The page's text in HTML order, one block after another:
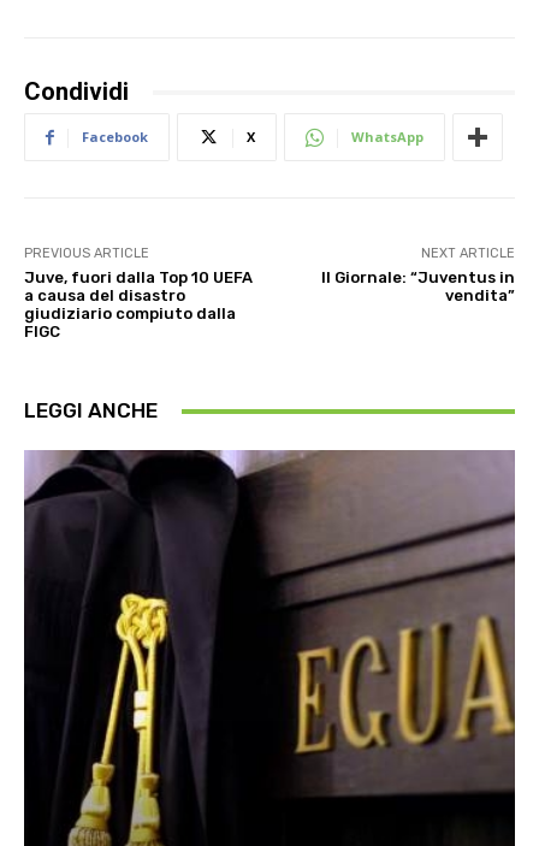
Condividi
Facebook X WhatsApp
PREVIOUS ARTICLE
Juve, fuori dalla Top 10 UEFA
a causa del disastro
giudiziario compiuto dalla
FIGC
NEXT ARTICLE
Il Giornale: “Juventus in
vendita”
LEGGI ANCHE